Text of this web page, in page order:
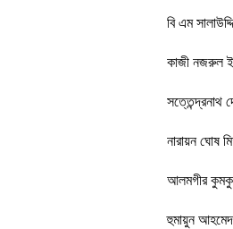
বি এম
কাজী নজরুল
সত্তেন্দ্রনাথ
নারায়ন ঘোষ
আলমগীর
হুমায়ুন আহমেদ